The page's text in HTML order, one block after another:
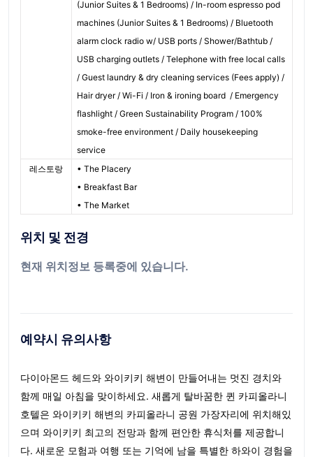
(Junior Suites & 1 Bedrooms) / In-room espresso pod
machines (Junior Suites & 1 Bedrooms) / Bluetooth
alarm clock radio w/ USB ports / Shower/Bathtub /
USB charging outlets / Telephone with free local calls
/ Guest laundry & dry cleaning services (Fees apply) /
Hair dryer / Wi-Fi / Iron & ironing board / Emergency
flashlight / Green Sustainability Program / 100%
smoke-free environment / Daily housekeeping
service
레스토랑
• The Placery
• Breakfast Bar
• The Market
위치 및 전경
현재 위치정보 등록중에 있습니다.
예약시 유의사항
다이아몬드 헤드와 와이키키 해변이 만들어내는 멋진 경치와
함께 매일 아침을 맞이하세요. 새롭게 탈바꿈한 퀸 카피올라니
호텔은 와이키키 해변의 카피올라니 공원 가장자리에 위치해있
으며 와이키키 최고의 전망과 함께 편안한 휴식처를 제공합니
다. 새로운 모험과 여행 또는 기억에 남을 특별한 하와이 경험을